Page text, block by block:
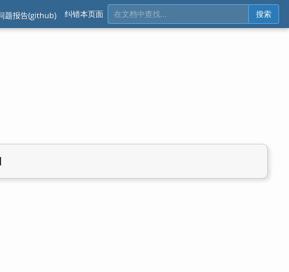
题报告(github) 纠错本页面 搜索